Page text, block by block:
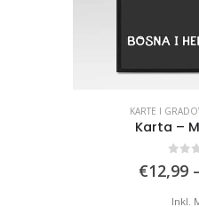
KARTE I
Karta –
€12,99
Inkl.